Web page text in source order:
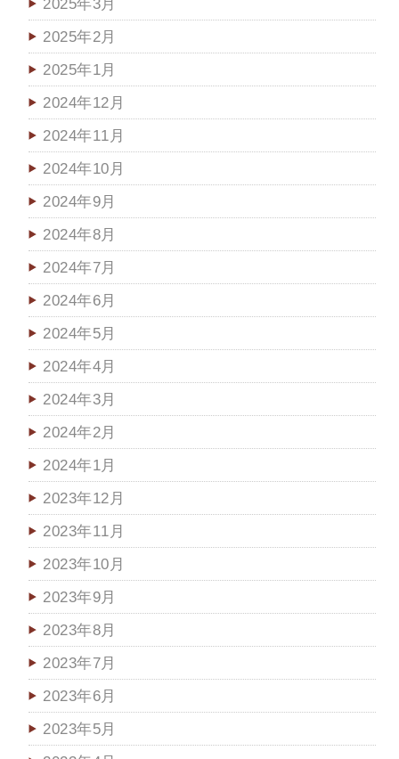
2025年3月
2025年2月
2025年1月
2024年12月
2024年11月
2024年10月
2024年9月
2024年8月
2024年7月
2024年6月
2024年5月
2024年4月
2024年3月
2024年2月
2024年1月
2023年12月
2023年11月
2023年10月
2023年9月
2023年8月
2023年7月
2023年6月
2023年5月